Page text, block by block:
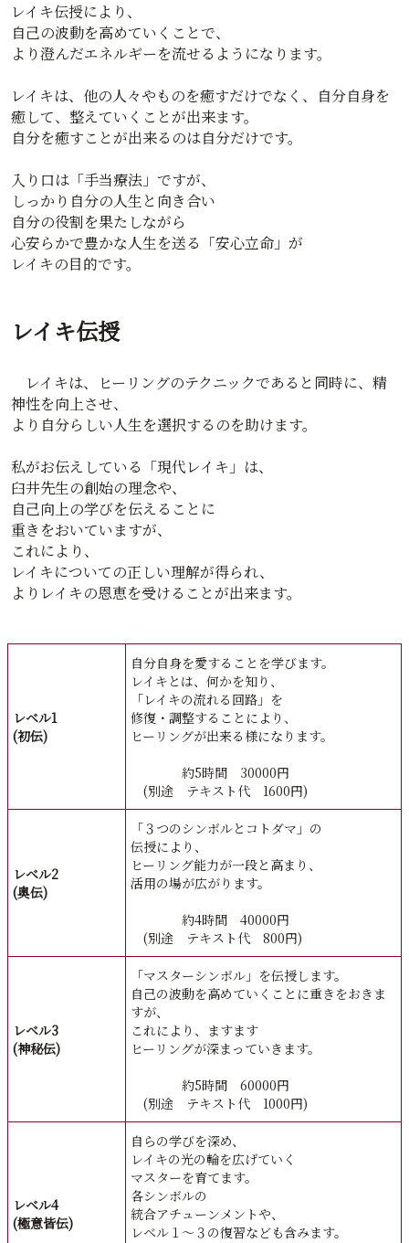
レイキ伝授により、
自己の波動を高めていくことで、
より澄んだエネルギーを流せるようになります。
レイキは、他の人々やものを癒すだけでなく、自分自身を
癒して、整えていくことが出来ます。
自分を癒すことが出来るのは自分だけです。
入り口は「手当療法」ですが、
しっかり自分の人生と向き合い
自分の役割を果たしながら
心安らかで豊かな人生を送る「安心立命」が
レイキの目的です。
レイキ伝授
レイキは、ヒーリングのテクニックであると同時に、精
神性を向上させ、
より自分らしい人生を選択するのを助けます。
私がお伝えしている「現代レイキ」は、
臼井先生の創始の理念や、
自己向上の学びを伝えることに
重きをおいていますが、
これにより、
レイキについての正しい理解が得られ、
よりレイキの恩恵を受けることが出来ます。
レベル1
(初伝)
自分自身を愛することを学びます。
レイキとは、何かを知り、
「レイキの流れる回路」を
修復・調整することにより、
ヒーリングが出来る様になります。
約5時間 30000円
(別途 テキスト代 1600円)
レベル2
(奥伝)
「３つのシンボルとコトダマ」の
伝授により、
ヒーリング能力が一段と高まり、
活用の場が広がります。
約4時間 40000円
(別途 テキスト代 800円)
レベル3
(神秘伝)
「マスターシンボル」を伝授します。
自己の波動を高めていくことに重きをおきま
すが、
これにより、ますます
ヒーリングが深まっていきます。
約5時間 60000円
(別途 テキスト代 1000円)
レベル4
(極意皆伝)
自らの学びを深め、
レイキの光の輪を広げていく
マスターを育てます。
各シンボルの
統合アチューンメントや、
レベル１～３の復習なども含みます。